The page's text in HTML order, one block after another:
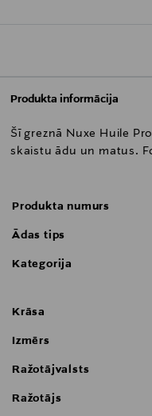
Produkta informācija
Šī greznā Nuxe Huile
skaistu ādu un matus.
Produkta numurs
Ādas tips
Kategorija
Krāsa
Izmērs
Ražotājvalsts
Ražotājs